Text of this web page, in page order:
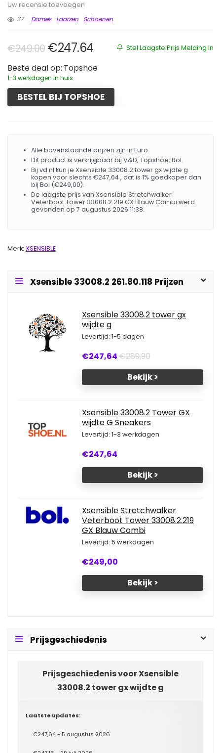
Uw recensie toevoegen
37
Dames Laarzen Schoenen
Stel Laagste Prijs Melding In
€249.00 Oorspronkelijke prijs was:
€247.64Huidige prijs is:
Beste deal op: Topshoe
1-3 werkdagen in huis
BESTEL BIJ TOPSHOE
Alle bovenstaande prijzen zijn in Euro.
Dit product is verkrijgbaar bij V&D, Topshoe, Bol.
Bij vd.nl kun je Xsensible 33008.2 tower gx wijdte g
kopen voor slechts €247,64 , dat is 1% goedkoper dan
bij Bol (€249,00).
De laagste prijs van Xsensible Stretchwalker
Veterboot Tower 33008.2.219 GX Blauw Combi werd
gevonden op 7 augustus 2026 11:38.
Merk: XSENSIBLE
Xsensible 33008.2 261.80.118 Prijzen
Xsensible 33008.2 tower gx
wijdte g
Levertijd: 1-5 dagen
€247,64€289,90
Bekijk >
Xsensible 33008.2 Tower GX
wijdte G Sneakers
Levertijd: 1-3 werkdagen
€247,64
Bekijk >
Xsensible Stretchwalker
Veterboot Tower 33008.2.219
GX Blauw Combi
Levertijd: 5 werkdagen
€249,00
Bekijk >
Prijsgeschiedenis
Prijsgeschiedenis voor Xsensible
33008.2 tower gx wijdte g
Laatste updates:
€247,64 - 5 augustus 2026